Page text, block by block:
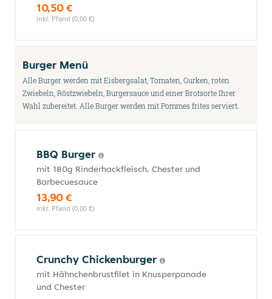
10,50 €
inkl. Pfand (0,00 €)
Burger Menü
Alle Burger werden mit Eisbergsalat, Tomaten, Gurken, roten
Zwiebeln, Röstzwiebeln, Burgersauce und einer Brotsorte Ihrer
Wahl zubereitet. Alle Burger werden mit Pommes frites serviert.
BBQ Burger
mit 180g Rinderhackfleisch, Chester und
Barbecuesauce
13,90 €
inkl. Pfand (0,00 €)
Crunchy Chickenburger
mit Hähnchenbrustfilet in Knusperpanade
und Chester